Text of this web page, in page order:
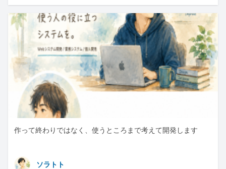
作って終わりではなく、使うところまで考えて開発します
ソラトト